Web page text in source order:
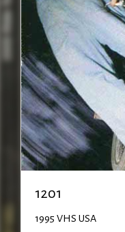
1201
1995 VHS USA